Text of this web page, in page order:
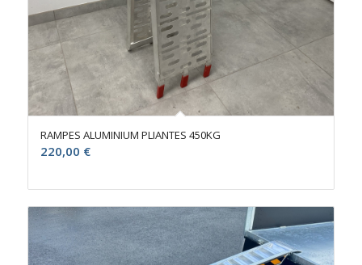
RAMPES ALUMINIUM PLIANTES 450KG
220,00 €